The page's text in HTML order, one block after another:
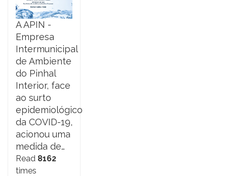
A APIN -
Empresa
Intermunicipal
de Ambiente
do Pinhal
Interior, face
ao surto
epidemiológico
da COVID-19,
acionou uma
medida de…
Read 8162
times